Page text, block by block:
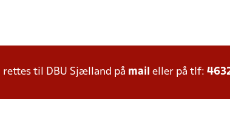
til DBU Sjælland på mail eller på tlf: